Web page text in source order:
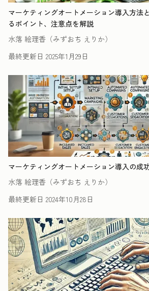
マーケティングオートメーション導入方法
るポイント、注意点を解説
水落 絵理香（みずおち えりか）
最終更新日 2025年1月29日
マーケティングオートメーション導入の成
水落 絵理香（みずおち えりか）
最終更新日 2024年10月28日